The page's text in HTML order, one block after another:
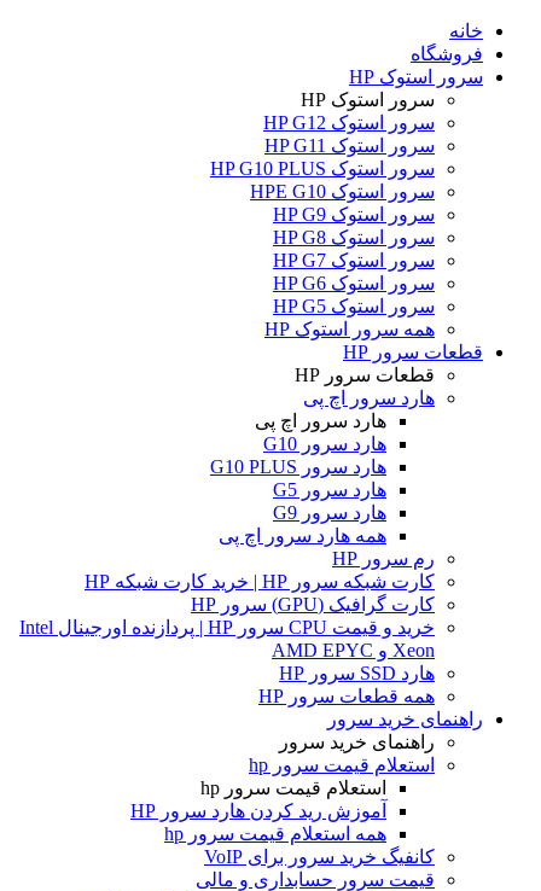
خانه
فروشگاه
سرور استوک HP
سرور استوک HP
سرور استوک HP G12
سرور استوک HP G11
سرور استوک HP G10 PLUS
سرور استوک HPE G10
سرور استوک HP G9
سرور استوک HP G8
سرور استوک HP G7
سرور استوک HP G6
سرور استوک HP G5
همه سرور استوک HP
قطعات سرور HP
قطعات سرور HP
هارد سرور اچ پی
هارد سرور اچ پی
هارد سرور G10
هارد سرور G10 PLUS
هارد سرور G5
هارد سرور G9
همه هارد سرور اچ پی
رم سرور HP
کارت شبکه سرور HP | خرید کارت شبکه HP
کارت گرافیک (GPU) سرور HP
خرید و قیمت CPU سرور HP | پردازنده اورجینال Intel
Xeon و AMD EPYC
هارد SSD سرور HP
همه قطعات سرور HP
راهنمای خرید سرور
راهنمای خرید سرور
استعلام قیمت سرور hp
استعلام قیمت سرور hp
آموزش ريد كردن هارد سرور HP
همه استعلام قیمت سرور hp
کانفیگ خرید سرور برای VoIP
قیمت سرور حسابداری و مالی